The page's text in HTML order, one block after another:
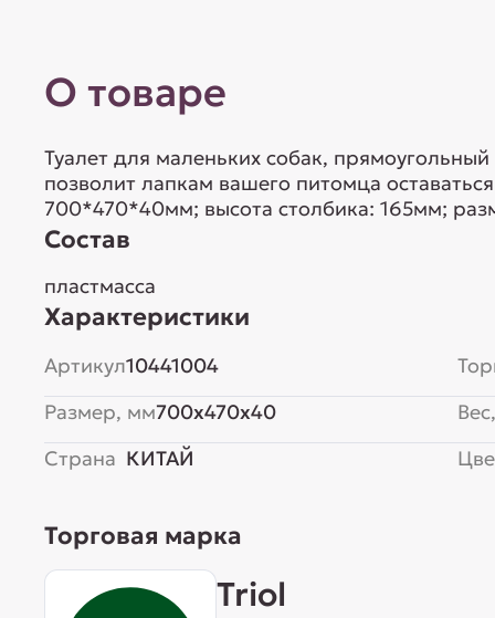
О товаре
Туалет для маленьких собак,
позволит лапкам вашего питомца
700*470*40мм; высота столбика: 165мм;
Состав
пластмасса
Характеристики
Артикул10441004
Размер, мм700x470x40
Страна КИТАЙ
Торговая марка
Triol